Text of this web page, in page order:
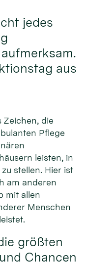
jedes
aus
Zeichen, die
Pflege
leisten, in
stellen. Hier ist
am anderen
mit allen
Menschen
größten
Chancen